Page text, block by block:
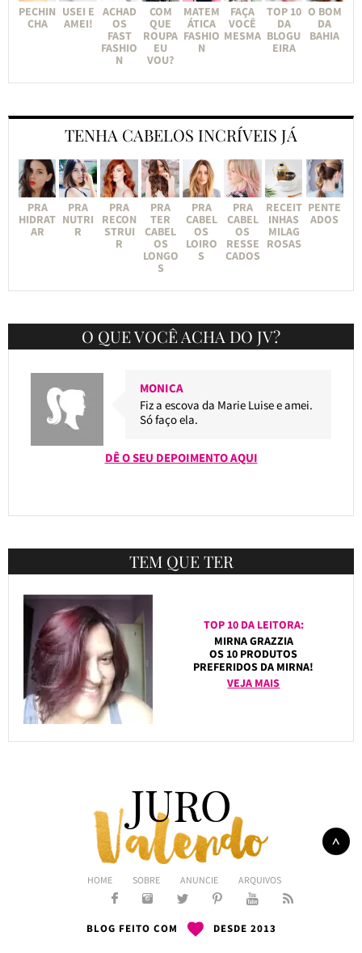
PECHIN
CHA
USEI E
AMEI!
ACHAD
OS
FAST
FASHIO
N
COM
QUE
ROUPA
EU
VOU?
MATEM
ÁTICA
FASHIO
N
FAÇA
VOCÊ
MESMA
TOP 10
DA
BLOGU
EIRA
O BOM
DA
BAHIA
TENHA CABELOS INCRÍVEIS JÁ
PRA
HIDRAT
AR
PRA
NUTRI
R
PRA
RECON
STRUI
R
PRA
TER
CABEL
OS
LONGO
S
PRA
CABEL
OS
LOIRO
S
PRA
CABEL
OS
RESSE
CADOS
RECEIT
INHAS
MILAG
ROSAS
PENTE
ADOS
O QUE VOCÊ ACHA DO JV?
MONICA
Fiz a escova da Marie Luise e amei.
Só faço ela.
DÊ O SEU DEPOIMENTO AQUI
TEM QUE TER
TOP 10 DA LEITORA:
MIRNA GRAZZIA
OS 10 PRODUTOS
PREFERIDOS DA MIRNA!
VEJA MAIS
HOME SOBRE ANUNCIE ARQUIVOS
BLOG FEITO COM DESDE 2013